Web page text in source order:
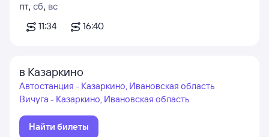
пт, сб, вс
11:34
16:40
в Казаркино
Автостанция - Казаркино, Ивановская область
Вичуга - Казаркино, Ивановская область
Найти билеты